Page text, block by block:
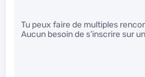
Tu peux faire de multiples
Aucun besoin de s’inscrire sur